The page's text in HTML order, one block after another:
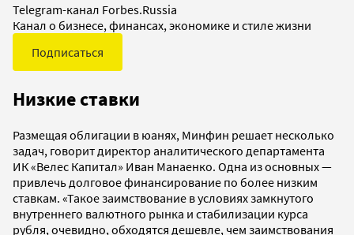
Telegram-канал Forbes.Russia
Канал о бизнесе, финансах, экономике и стиле жизни
Подписаться
Низкие ставки
Размещая облигации в юанях, Минфин решает несколько
задач, говорит директор аналитического департамента
ИК «Велес Капитал» Иван Манаенко. Одна из основных —
привлечь долговое финансирование по более низким
ставкам. «Такое заимствование в условиях замкнутого
внутреннего валютного рынка и стабилизации курса
рубля, очевидно, обходятся дешевле, чем заимствования